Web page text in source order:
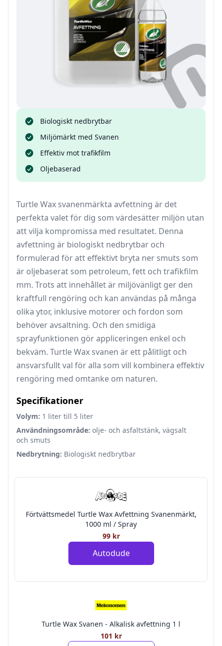
Biologiskt nedbrytbar
Miljömärkt med Svanen
Effektiv mot trafikfilm
Oljebaserad
Turtle Wax svanenmärkta avfettning är det
perfekta valet för dig som värdesätter miljön utan
att vilja kompromissa med resultatet. Denna
avfettning är biologiskt nedbrytbar och
formulerad för att effektivt bryta ner smuts som
är oljebaserat som petroleum, fett och trafikfilm
mm. Trots att innehållet är miljövänligt ger den
kraftfull rengöring och kan användas på många
olika ytor, inklusive motorer och fordon som
behöver avsaltning. Och den smidiga
sprayfunktionen gör appliceringen enkel och
bekväm. Turtle Wax svanen är ett pålitligt och
ansvarsfullt val för alla som vill kombinera effektiv
rengöring med omtanke om naturen.
Specifikationer
Volym: 1 liter till 5 liter
Användningsområde: olje- och asfaltstänk, vägsalt
och smuts
Nedbrytning: Biologiskt nedbrytbar
Förtvättsmedel Turtle Wax Avfettning Svanenmärkt,
1000 ml / Spray
99 kr
Autodude
Turtle Wax Svanen - Alkalisk avfettning 1 l
101 kr